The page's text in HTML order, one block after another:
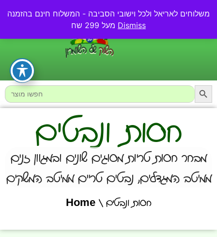
משלוחים לאריאל ולכל וישובי הסביבה - המשלוח חינם בהזמנה
Dismiss
0.00₪
Search
for:
חסות ונבטים
מבחר חסות טריות מסוגים שונים ובמגוון זנים
ממיטב המגדלים, נבטים טריים ממיטב המשקים
Home / חסות ונבטים